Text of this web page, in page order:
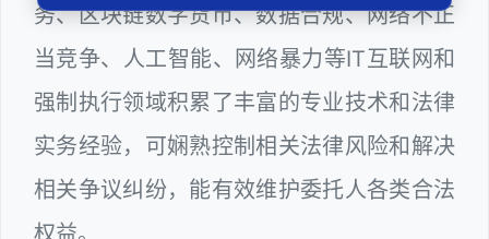
务、区块链数字货币、数据合规、网络不正
当竞争、人工智能、网络暴力等IT互联网和
强制执行领域积累了丰富的专业技术和法律
实务经验，可娴熟控制相关法律风险和解决
相关争议纠纷，能有效维护委托人各类合法
权益。